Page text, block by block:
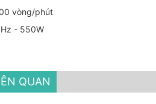
vòng/phút
- 550W
QUAN